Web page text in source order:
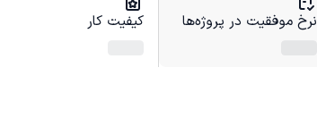
نرخ موفقیت در پروژه‌ها کیفیت کار